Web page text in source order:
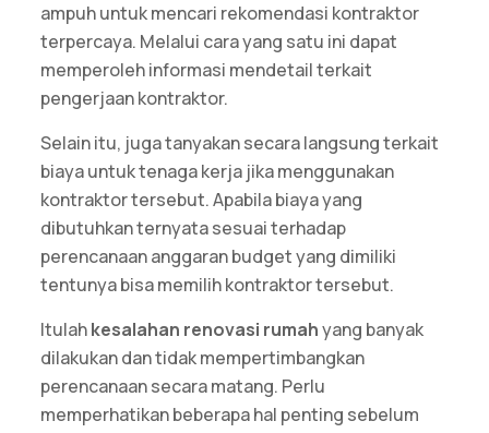
ampuh untuk mencari rekomendasi kontraktor
terpercaya. Melalui cara yang satu ini dapat
memperoleh informasi mendetail terkait
pengerjaan kontraktor.
Selain itu, juga tanyakan secara langsung terkait
biaya untuk tenaga kerja jika menggunakan
kontraktor tersebut. Apabila biaya yang
dibutuhkan ternyata sesuai terhadap
perencanaan anggaran budget yang dimiliki
tentunya bisa memilih kontraktor tersebut.
Itulahkesalahan renovasi rumahyang banyak
dilakukan dan tidak mempertimbangkan
perencanaan secara matang. Perlu
memperhatikan beberapa hal penting sebelum